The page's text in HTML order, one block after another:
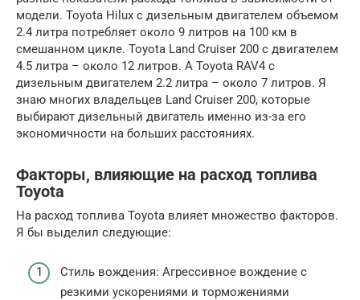
модели. Toyota Hilux с дизельным двигателем объемом
2.4 литра потребляет около 9 литров на 100 км в
смешанном цикле. Toyota Land Cruiser 200 с двигателем
4.5 литра – около 12 литров. А Toyota RAV4 с
дизельным двигателем 2.2 литра – около 7 литров. Я
знаю многих владельцев Land Cruiser 200, которые
выбирают дизельный двигатель именно из-за его
экономичности на больших расстояниях.
Факторы, влияющие на расход топлива
Toyota
На расход топлива Toyota влияет множество факторов.
Я бы выделил следующие:
Стиль вождения: Агрессивное вождение с
резкими ускорениями и торможениями